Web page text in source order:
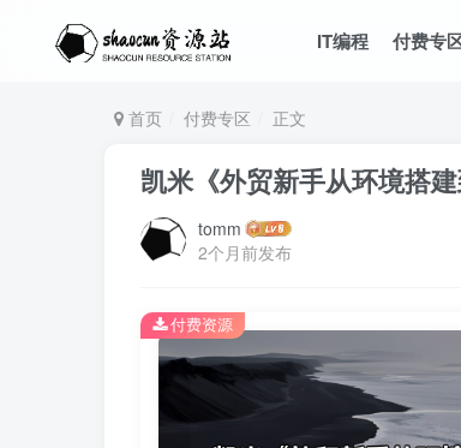
IT编程 付费专
首页 付费专区 正文
凯米《外贸新手从环境搭建
tomm
2个月前发布
付费资源